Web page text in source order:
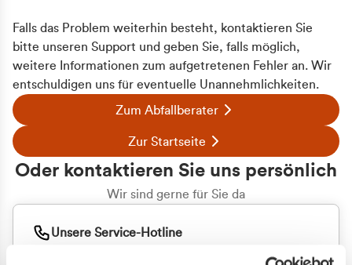
Falls das Problem weiterhin besteht, kontaktieren Sie
bitte unseren Support und geben Sie, falls möglich,
weitere Informationen zum aufgetretenen Fehler an. Wir
entschuldigen uns für eventuelle Unannehmlichkeiten.
Zum Abfallberater
Zur Startseite
Oder kontaktieren Sie uns persönlich
Wir sind gerne für Sie da
Unsere Service-Hotline